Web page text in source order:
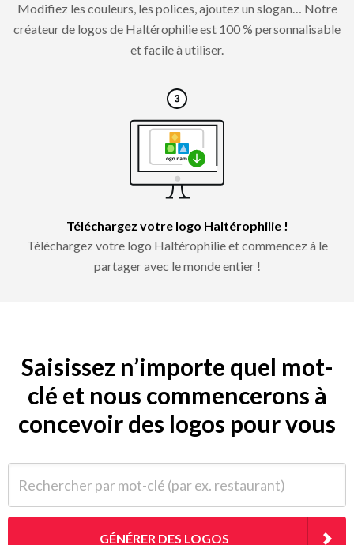
Modifiez les couleurs, les polices, ajoutez un slogan… Notre
créateur de logos de Haltérophilie est 100 % personnalisable
et facile à utiliser.
Téléchargez votre logo Haltérophilie !
Téléchargez votre logo Haltérophilie et commencez à le
partager avec le monde entier !
Saisissez n’importe quel mot-
clé et nous commencerons à
concevoir des logos pour vous
GÉNÉRER DES LOGOS